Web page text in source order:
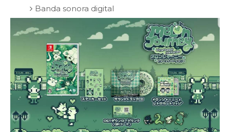
Banda sonora digital